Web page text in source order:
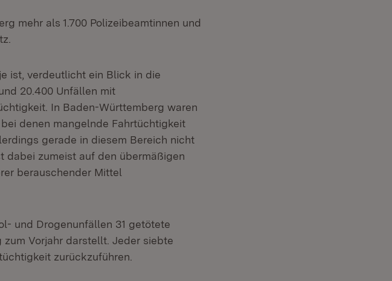
mehr als 1.700 Polizeibeamtinnen und
ist, verdeutlicht ein Blick in die
20.400 Unfällen mit
In Baden-Württemberg waren
denen mangelnde Fahrtüchtigkeit
gerade in diesem Bereich nicht
dabei zumeist auf den übermäßigen
berauschender Mittel
und Drogenunfällen 31 getötete
Vorjahr darstellt. Jeder siebte
zurückzuführen.